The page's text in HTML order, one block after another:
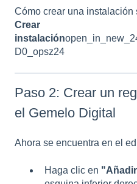
Cómo crear una
Crear
instalación
D0_opsz24
Paso 2: Crear un
el Gemelo Digital
Ahora se encuentra en el
Haga clic en